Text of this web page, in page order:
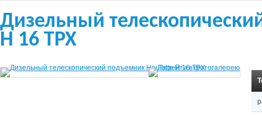
Дизельный
H 16 TPX